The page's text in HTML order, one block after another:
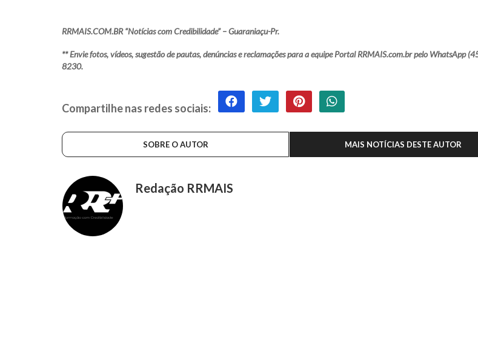
RRMAIS.COM.BR “Notícias com Credibilidade” – Guaraniaçu-Pr.
** Envie fotos, vídeos, sugestão de pautas, denúncias e reclamações para a equipe Portal RRMAIS.com.br pelo WhatsApp
8230.
Compartilhe nas redes sociais:
SOBRE O AUTOR MAIS NOTÍCIAS DESTE AUTOR
Redação RRMAIS